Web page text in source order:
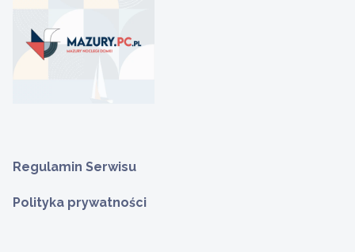
Regulamin Serwisu
Polityka prywatności